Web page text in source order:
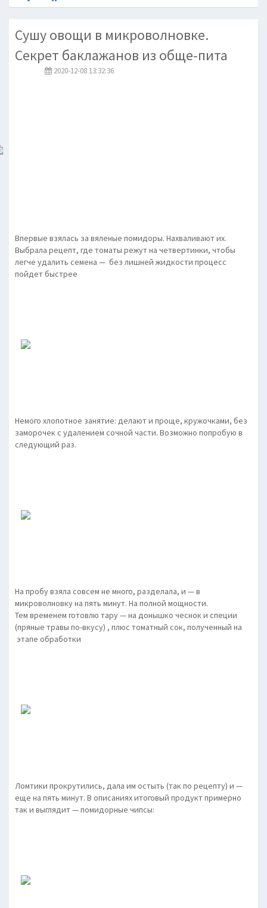
Сушу овощи в микроволновке.
Секрет баклажанов из обще-пита
2020-12-08 13:32:36
Впервые взялась за вяленые помидоры. Нахваливают их.
Выбрала рецепт, где томаты режут на четвертинки, чтобы
легче удалить семена — без лишней жидкости процесс
пойдет быстрее
Немого хлопотное занятие: делают и проще, кружочками, без
заморочек с удалением сочной части. Возможно попробую в
следующий раз.
На пробу взяла совсем не много, разделала, и — в
микроволновку на пять минут. На полной мощности.
Тем временем готовлю тару — на донышко чеснок и специи
(пряные травы по-вкусу) , плюс томатный сок, полученный на
этапе обработки
Ломтики прокрутились, дала им остыть (так по рецепту) и —
еще на пять минут. В описаниях итоговый продукт примерно
так и выглядит — помидорные чипсы: